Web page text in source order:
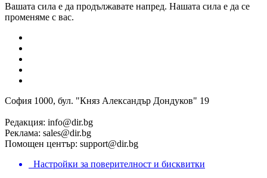
Вашата сила е да продължавате напред. Нашата сила е да се
променяме с вас.
София 1000, бул. "Княз Александър Дондуков" 19
Редакция: info@dir.bg
Реклама: sales@dir.bg
Помощен център: support@dir.bg
Настройки за поверителност и бисквитки